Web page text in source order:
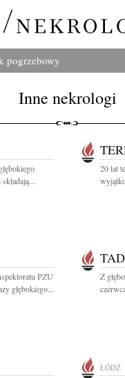
pogrzebowy
Inne nekrologi
20 lat
PZU
głębokiego...
Z
ŁÓDŹ